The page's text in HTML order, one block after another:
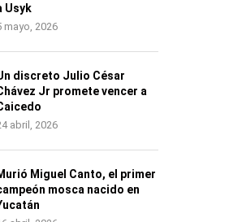
Usyk
mayo, 2026
discreto Julio César
Jr promete vencer a
abril, 2026
Miguel Canto, el primer
mosca nacido en